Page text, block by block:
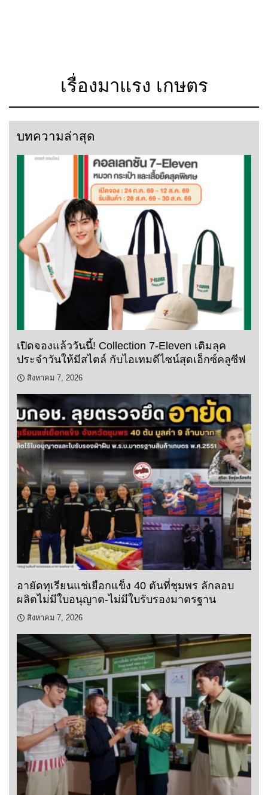
เรื่องมาแรง เกษตร
บทความล่าสุด
เปิดจองแล้ววันนี้! Collection 7-Eleven เติมลุค
ประจำวันให้มีสไตล์ กับไอเทมดีไซน์สุดเอ็กซ์คลูซีฟ
สิงหาคม 7, 2026
อายัดทุเรียนแช่เยือกแข็ง 40 ตันที่ชุมพร ลักลอบ
ผลิตไม่มีใบอนุญาต-ไม่มีใบรับรองมาตรฐาน
สิงหาคม 7, 2026